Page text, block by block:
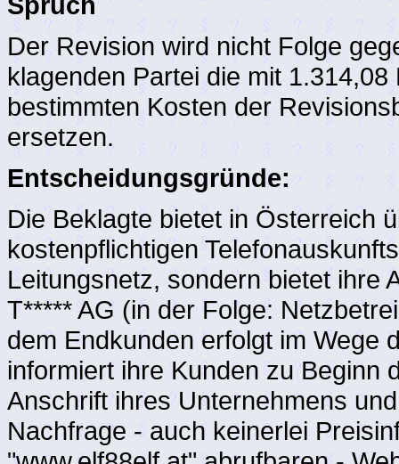
Der Revision wird nicht Folge
klagenden Partei die mit
bestimmten Kosten der
ersetzen.
Entscheidungsgründe:
Die Beklagte bietet in Österreich
kostenpflichtigen
Leitungsnetz, sondern bietet ihre
T***** AG (in der Folge:
dem Endkunden erfolgt im Wege
informiert ihre Kunden zu Beginn
Anschrift ihres Unternehmens
Nachfrage - auch keinerlei